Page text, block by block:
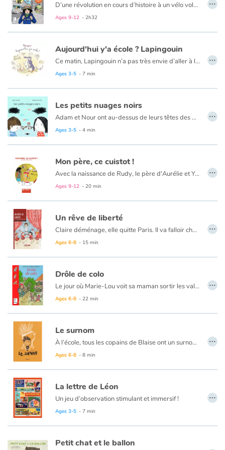
D’une révolution en cours d’histoire à un vélo volé en passant par la découverte d’un trésor, un concours de lasagnes, un impitoyable prof-de-maths, un réveillon à surprises ou la crise de Charles largué par sa petite amie : la vie de Marion ressemble à un feuilleton…
Ages 9-12 - 2h32
Aujourd'hui y'a école ? Lapingouin
Ce matin, Lapingouin n’a pas très envie d’aller à l’école. Il fait mine d’avoir mal au ventre. Papingouin est appelé à la rescousse pour jouer le rôle du docteur qui va lui rappeler toutes les super activités qu’il a faites pendant la semaine à l’école. Comprenant que ses copingoins seraient perdus tous seuls sans lui à l’école, il se dépêche de partir pour l’école !
Ages 3-5 - 7 min
…
Les petits nuages noirs
Adam et Nour ont au-dessus de leurs têtes des petits nuages noirs qui apportent de tristes pensées et des moues toutes de travers. En grossissant, ces nuages finissent par faire de l’ombre à tous les enfants de l’école.
Un livre plein d’optimisme porté par le dessin spontané de
Ages 3-5 - 4 min
…
Mon père, ce cuistot !
Avec la naissance de Rudy, le père d'Aurélie et Yannis a décidé de prendre un congé parental. Maintenant il passe beaucoup de temps à la maison et parfois c'est bien embêtant. En plus, il se passionne pour la cuisine et décide de participer à l'émission Star en Toque ! Est-ce le début des ennuis ?
Ages 9-12 - 20 min
…
Un rêve de liberté
Claire déménage, elle quitte Paris. Il va falloir changer d’école, s’adapter et se refaire des amis. La mère de Claire est médecin, elle sera la première femme médecin de la ville. Tandis que Claire, elle, rêve de devenir majorette, une Etoile Filante comme Sylvie, sa meilleure amie. La maman de Sylvie rêve de venir pâtissière mais son mari ne souhaite pas qu’elle travaille. En 1965, en France, il n’est pas facile pour les femmes de travailler mais la société change.
Ages 6-8 - 15 min
…
Drôle de colo
Le jour où Marie-Lou voit sa maman sortir les valises, elle saute de joie : « Hourra, on part en voyage ! » Hélas, ses parents sont invités à un congrès en Italie, et ils n’ont pas l’intention de l’emmener. Elle ira en colonie pendant ce temps-là. En colonie ? On veut se débarrasser d’elle ? Marie-Lou a beau rugir et trépigner, rien n’y fait, elle part quand même. A peine le car a-t-il démarré qu’elle a déjà tout pris en grippe : la directrice, les autres enfants, leurs bonnets et leurs chansons. Marie-Lou est décidée : ça ne se passera pas comme ça !
Ages 6-8 - 22 min
…
Le surnom
À l’école, tous les copains de Blaise ont un surnom. Sauf lui. Et ça l’énerve ! Un surnom, c’est classe, ça donne le sentiment d’être quelqu’un dans la bande de copains. Blaise veut son totem, son blason, il lui faut un surnom !
Ages 6-8 - 8 min
…
La lettre de Léon
Un jeu d’observation stimulant et immersif !
Le jeune lecteur est invité à chercher la lettre dans chacune de ces maisons, ainsi que des animaux, des objets et tous les personnages que Léon a invités pour faire la fête.
Ages 3-5 - 7 min
…
Petit chat et le ballon